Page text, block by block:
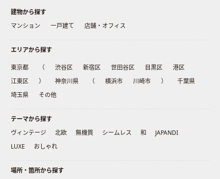
建物から探す
マンション
一戸建て 店舗・オフィス
エリアから探す
東京都 （ 渋谷区 新宿区 世田谷区 目黒区
港区
江東区
） 神奈川県 （ 横浜市 川崎市 ）
千葉県
埼玉県
その他
テーマから探す
ヴィンテージ
北欧 無機質 シームレス 和
JAPANDI
LUXE
おしゃれ
場所・箇所から探す